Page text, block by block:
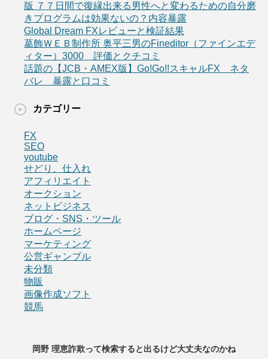
版 ７７日間で復縁出来る男性へと変わるための自分磨
きプログラムは効果ないの？内容暴露
Global Dream FXレビューと検証結果
葛飾ＷＥＢ制作所 奥平三男のFineditor（ファインエデ
ィター）3000 評価とクチコミ
話題の【JCB・AMEX版】Go!Go!!スキャルFX ネタ
バレ 暴露と口コミ
カテゴリー
FX
SEO
youtube
せどり、仕入れ
アフィリエイト
オークション
ネットビジネス
ブログ・SNS・ツール
ホームページ
マーケティング
公営ギャンブル
未分類
物販
画像作成ソフト
競馬
岡野 理恵詐欺って検索すると出るけど大丈夫なのかね